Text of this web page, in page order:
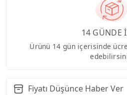
14 GÜNDE
Ürünü 14 gün içerisinde
Fiyatı Düşünce Haber Ver